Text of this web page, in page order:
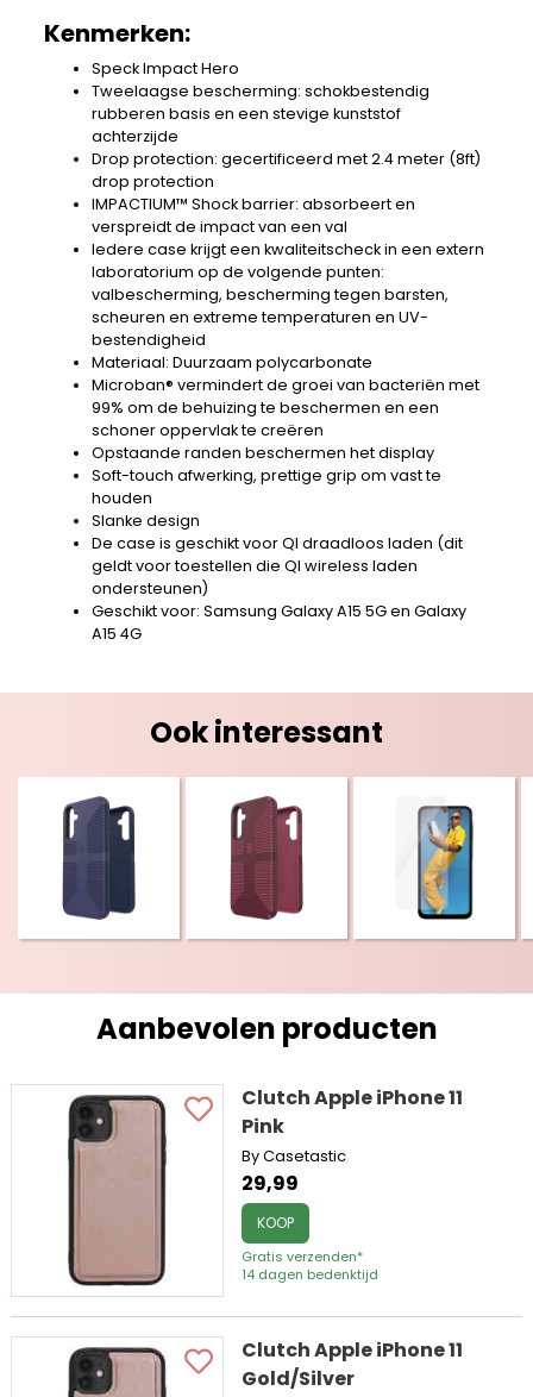
Kenmerken:
Speck Impact Hero
Tweelaagse bescherming: schokbestendig
rubberen basis en een stevige kunststof
achterzijde
Drop protection: gecertificeerd met 2.4 meter (8ft)
drop protection
IMPACTIUM™ Shock barrier: absorbeert en
verspreidt de impact van een val
Iedere case krijgt een kwaliteitscheck in een extern
laboratorium op de volgende punten:
valbescherming, bescherming tegen barsten,
scheuren en extreme temperaturen en UV-
bestendigheid
Materiaal: Duurzaam polycarbonate
Microban® vermindert de groei van bacteriën met
99% om de behuizing te beschermen en een
schoner oppervlak te creëren
Opstaande randen beschermen het display
Soft-touch afwerking, prettige grip om vast te
houden
Slanke design
De case is geschikt voor QI draadloos laden (dit
geldt voor toestellen die QI wireless laden
ondersteunen)
Geschikt voor: Samsung Galaxy A15 5G en Galaxy
A15 4G
Ook interessant
Aanbevolen producten
Clutch Apple iPhone 11
Pink
By Casetastic
29,99
KOOP
Gratis verzenden*
14 dagen bedenktijd
Clutch Apple iPhone 11
Gold/Silver